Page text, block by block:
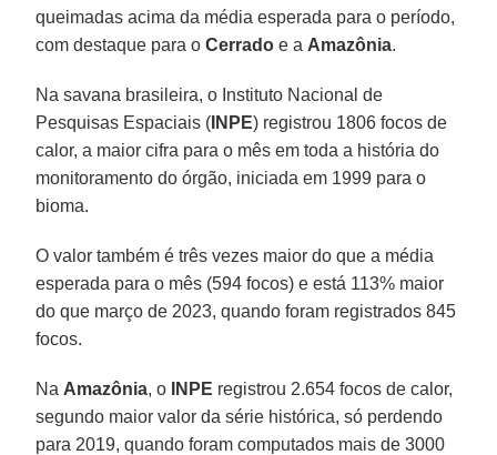
queimadas acima da média esperada para o período,
com destaque para oCerrado e a Amazônia.
Na savana brasileira, o Instituto Nacional de
Pesquisas Espaciais ( INPE) registrou 1806 focos de
calor, a maior cifra para o mês em toda a história do
monitoramento do órgão, iniciada em 1999 para o
bioma.
O valor também é três vezes maior do que a média
esperada para o mês (594 focos) e está 113% maior
do que março de 2023, quando foram registrados 845
focos.
Na Amazônia, o INPE registrou 2.654 focos de calor,
segundo maior valor da série histórica, só perdendo
para 2019, quando foram computados mais de 3000